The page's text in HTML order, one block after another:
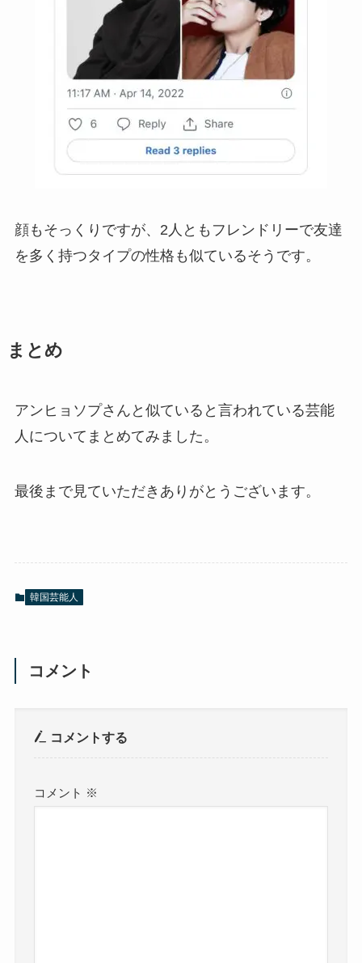
顔もそっくりですが、2人ともフレンドリーで友達
を多く持つタイプの性格も似ているそうです。
まとめ
アンヒョソプさんと似ていると言われている芸能
人についてまとめてみました。
最後まで見ていただきありがとうございます。
韓国芸能人
コメント
コメントする
コメント ※